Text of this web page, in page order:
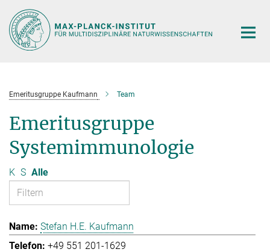
Hauptinhalt
Emeritusgruppe Kaufmann Team
Emeritusgruppe
Systemimmunologie
K S Alle
Stefan H.E. Kaufmann
+49 551 201-1629